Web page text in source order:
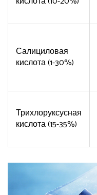
Салициловая
кислота (1-30%)
Трихлоруксусная
кислота (15-35%)